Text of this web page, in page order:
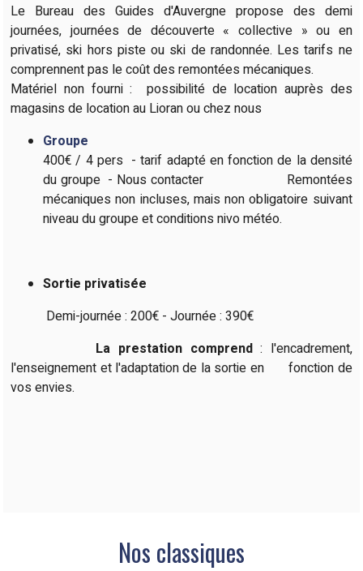
Le Bureau des Guides d'Auvergne propose des demi
journées, journées de découverte « collective » ou en
privatisé, ski hors piste ou ski de randonnée. Les tarifs ne
comprennent pas le coût des remontées mécaniques.
Matériel non fourni : possibilité de location auprès des
magasins de location au Lioran ou chez nous
Groupe
400€ / 4 pers - tarif adapté en fonction de la densité
du groupe - Nous contacter Remontées
mécaniques non incluses, mais non obligatoire suivant
niveau du groupe et conditions nivo météo.
Sortie privatisée
Demi-journée : 200€ - Journée : 390€
La prestation comprend: l'encadrement,
l'enseignement et l'adaptation de la sortie en fonction de
vos envies.
Nos classiques